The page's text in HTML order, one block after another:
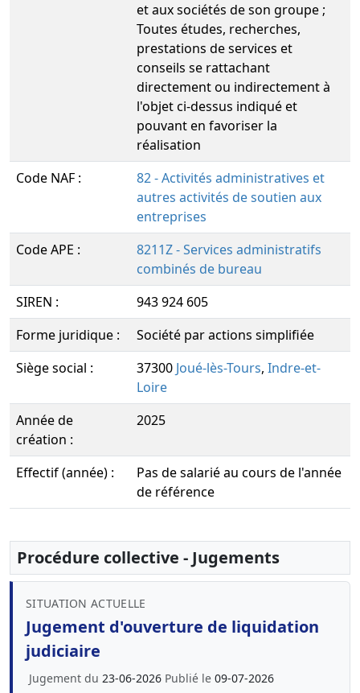
et aux sociétés de son groupe ;
Toutes études, recherches,
prestations de services et
conseils se rattachant
directement ou indirectement à
l'objet ci-dessus indiqué et
pouvant en favoriser la
réalisation
Code NAF :
82 - Activités administratives et
autres activités de soutien aux
entreprises
Code APE :
8211Z - Services administratifs
combinés de bureau
SIREN :
943 924 605
Forme juridique :
Société par actions simplifiée
Siège social :
37300 Joué-lès-Tours, Indre-et-
Loire
Année de
création :
2025
Effectif (année) :
Pas de salarié au cours de l'année
de référence
Procédure collective - Jugements
SITUATION ACTUELLE
Jugement d'ouverture de liquidation
judiciaire
Jugement du 23-06-2026 Publié le 09-07-2026